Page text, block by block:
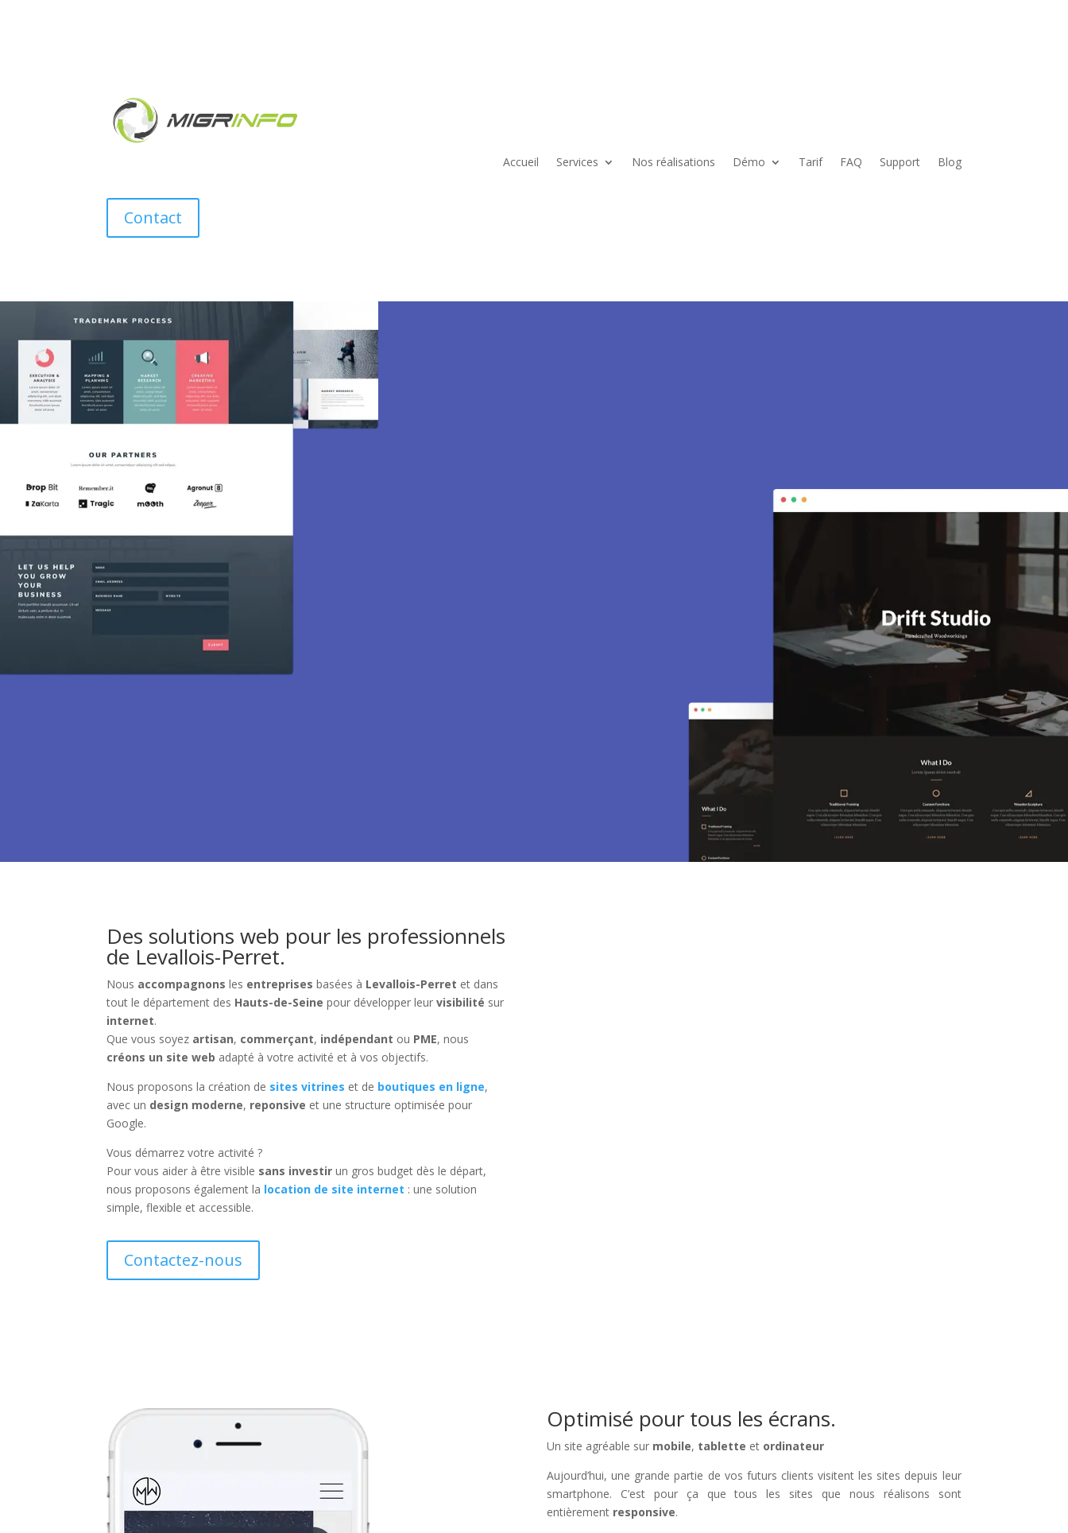
Accueil Services Nos réalisations Démo Tarif FAQ Support Blog
Contact
Création de site internet et e-commerce à Levallois-Perret
Des sites modernes, rapides et optimisés pour attirer des clients près de
Des solutions web pour les professionnels
de Levallois-Perret.
Nous accompagnons les entreprises basées à Levallois-Perret et dans
tout le département des Hauts-de-Seine pour développer leurvisibilité sur
internet.
Que vous soyez artisan, commerçant, indépendant ou PME, nous
créons un site web adapté à votre activité et à vos objectifs.
Nous proposons la création de sites vitrines et de boutiques en ligne,
avec un design moderne, reponsive et une structure optimisée pour
Google.
Vous démarrez votre activité ?
Pour vous aider à être visible sans investir un gros budget dès le départ,
nous proposons également la location de site internet : une solution
simple, flexible et accessible.
Contactez-nous
Optimisé pour tous les écrans.
Un site agréable sur mobile, tablette et ordinateur
Aujourd’hui, une grande partie de vos futurs clients visitent les sites depuis leur
smartphone. C’est pour ça que tous les sites que nous réalisons sont
entièrement responsive.